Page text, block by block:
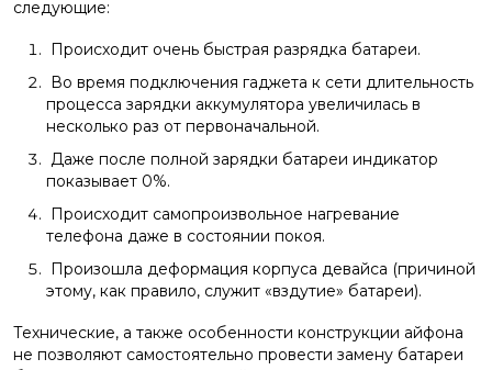
следующие:
​ Происходит очень быстрая разрядка батареи.
​ Во время подключения гаджета к сети длительность
процесса зарядки аккумулятора увеличилась в
несколько раз от первоначальной.
​ Даже после полной зарядки батареи индикатор
показывает 0%.
Происходит самопроизвольное нагревание
телефона даже в состоянии покоя.
​ Произошла деформация корпуса девайса (причиной
этому, как правило, служит «вздутие» батареи).
Технические, а также особенности конструкции айфона
не позволяют самостоятельно провести замену батареи